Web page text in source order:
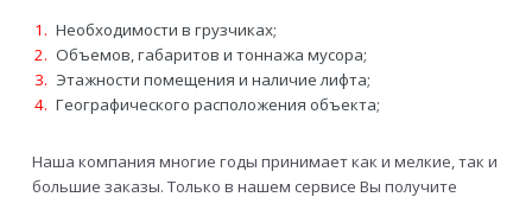
Необходимости в грузчиках;
Объемов, габаритов и тоннажа мусора;
Этажности помещения и наличие лифта;
Географического расположения объекта;
Наша компания многие годы принимает как и мелкие, так и
большие заказы. Только в нашем сервисе Вы получите